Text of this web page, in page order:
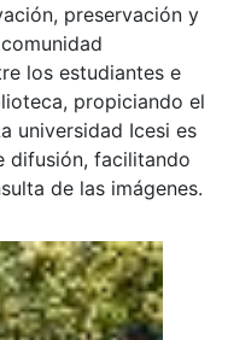
preservación y
los estudiantes e
propiciando el
universidad Icesi es
difusión, facilitando
de las imágenes.